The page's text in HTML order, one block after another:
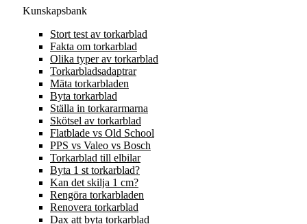
Kunskapsbank
Stort test av torkarblad
Fakta om torkarblad
Olika typer av torkarblad
Torkarbladsadaptrar
Mäta torkarbladen
Byta torkarblad
Ställa in torkararmarna
Skötsel av torkarblad
Flatblade vs Old School
PPS vs Valeo vs Bosch
Torkarblad till elbilar
Byta 1 st torkarblad?
Kan det skilja 1 cm?
Rengöra torkarbladen
Renovera torkarblad
Dax att byta torkarblad